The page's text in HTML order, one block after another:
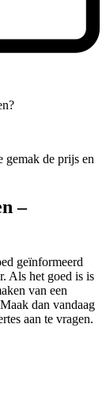
de prijs en
–
geïnformeerd
Als het goed is is
van een
dan vandaag
aan te vragen.